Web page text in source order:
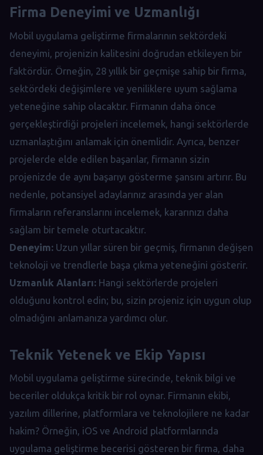
Firma Deneyimi ve Uzmanlığı
Mobil uygulama geliştirme firmalarının sektördeki
deneyimi, projenizin kalitesini doğrudan etkileyen bir
faktördür. Örneğin, 28 yıllık bir geçmişe sahip bir firma,
sektördeki değişimlere ve yeniliklere uyum sağlama
yeteneğine sahip olacaktır. Firmanın daha önce
gerçekleştirdiği projeleri incelemek, hangi sektörlerde
uzmanlaştığını anlamak için önemlidir. Ayrıca, benzer
projelerde elde edilen başarılar, firmanın sizin
projenizde de aynı başarıyı gösterme şansını artırır. Bu
nedenle, potansiyel adaylarınız arasında yer alan
firmaların referanslarını incelemek, kararınızı daha
sağlam bir temele oturtacaktır.
Deneyim: Uzun yıllar süren bir geçmiş, firmanın değişen
teknoloji ve trendlerle başa çıkma yeteneğini gösterir.
Uzmanlık Alanları: Hangi sektörlerde projeleri
olduğunu kontrol edin; bu, sizin projeniz için uygun olup
olmadığını anlamanıza yardımcı olur.
Teknik Yetenek ve Ekip Yapısı
Mobil uygulama geliştirme sürecinde, teknik bilgi ve
beceriler oldukça kritik bir rol oynar. Firmanın ekibi,
yazılım dillerine, platformlara ve teknolojilere ne kadar
hakim? Örneğin, iOS ve Android platformlarında
uygulama geliştirme becerisi gösteren bir firma, daha